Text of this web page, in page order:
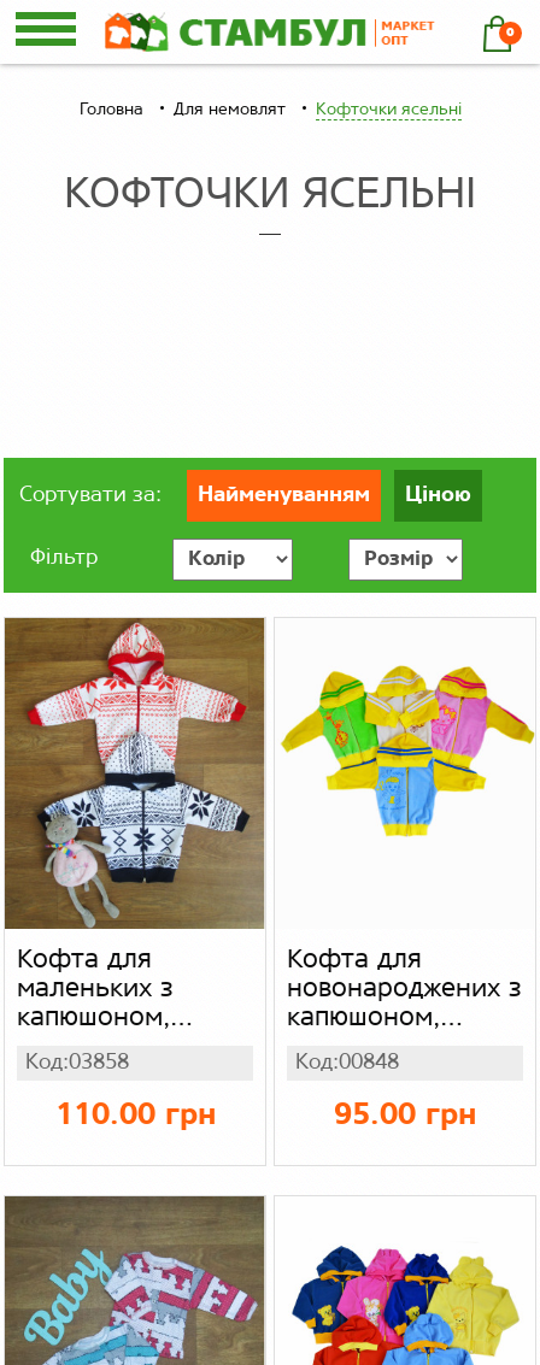
0
Головна Для немовлят Кофточки ясельні
КОФТОЧКИ ЯСЕЛЬНІ
Сортувати за: Найменуванням Ціною
Фільтр
Кофта для
маленьких з
капюшоном,
тринитка
Код:03858
110.00 грн
Кофта для
новонароджених з
капюшоном,
велюр
Код:00848
95.00 грн